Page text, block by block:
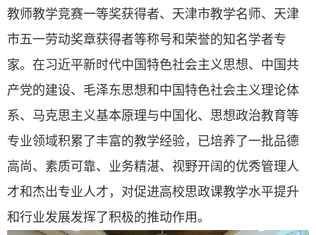
教师教学竞赛一等奖获得者、天津市教学名师、天津
市五一劳动奖章获得者等称号和荣誉的知名学者专
家。在习近平新时代中国特色社会主义思想、中国共
产党的建设、毛泽东思想和中国特色社会主义理论体
系、马克思主义基本原理与中国化、思想政治教育等
专业领域积累了丰富的教学经验，已培养了一批品德
高尚、素质可靠、业务精湛、视野开阔的优秀管理人
才和杰出专业人才，对促进高校思政课教学水平提升
和行业发展发挥了积极的推动作用。